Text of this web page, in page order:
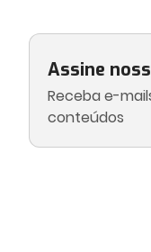
Assine
Receba e-
conteúdos